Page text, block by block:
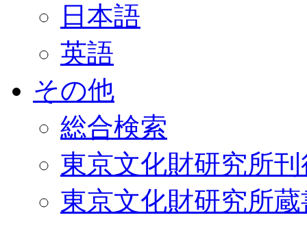
日本語
英語
その他
総合検索
東京文化財研究所
東京文化財研究所